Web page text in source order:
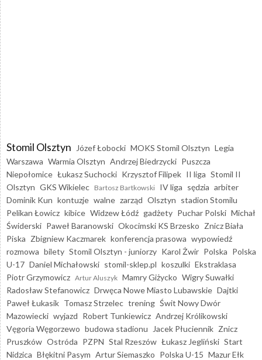
Stomil Olsztyn Józef Łobocki MOKS Stomil Olsztyn Legia
Warszawa Warmia Olsztyn Andrzej Biedrzycki Puszcza
Niepołomice Łukasz Suchocki Krzysztof Filipek II liga Stomil II
Olsztyn GKS Wikielec Bartosz Bartkowski IV liga sędzia arbiter
Dominik Kun kontuzje walne zarząd Olsztyn stadion Stomilu
Pelikan Łowicz kibice Widzew Łódź gadżety Puchar Polski Michał
Świderski Paweł Baranowski Okocimski KS Brzesko Znicz Biała
Piska Zbigniew Kaczmarek konferencja prasowa wypowiedź
rozmowa bilety Stomil Olsztyn - juniorzy Karol Żwir Polska Polska
U-17 Daniel Michałowski stomil-sklep.pl koszulki Ekstraklasa
Piotr Grzymowicz Artur Aluszyk Mamry Giżycko Wigry Suwałki
Radosław Stefanowicz Drwęca Nowe Miasto Lubawskie Dajtki
Paweł Łukasik Tomasz Strzelec trening Świt Nowy Dwór
Mazowiecki wyjazd Robert Tunkiewicz Andrzej Królikowski
Vęgoria Węgorzewo budowa stadionu Jacek Płuciennik Znicz
Pruszków Ostróda PZPN Stal Rzeszów Łukasz Jegliński Start
Nidzica Błękitni Pasym Artur Siemaszko Polska U-15 Mazur Ełk